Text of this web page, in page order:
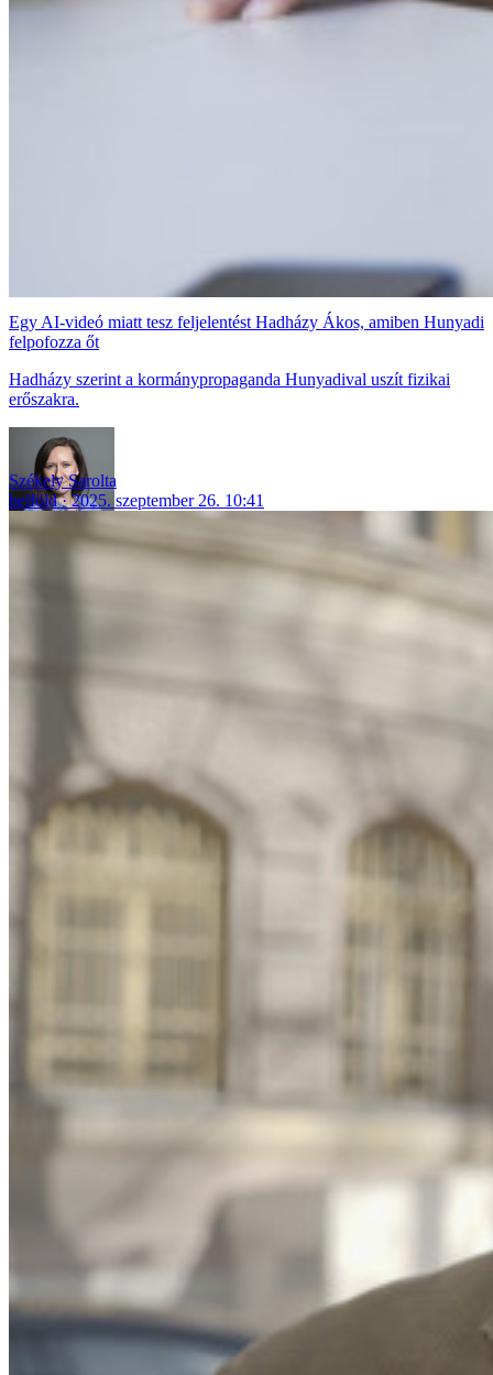
Egy AI-videó miatt tesz feljelentést Hadházy Ákos, amiben Hunyadi
felpofozza őt
Hadházy szerint a kormánypropaganda Hunyadival uszít fizikai
erőszakra.
Székely Sarolta
belföld
2025. szeptember 26. 10:41